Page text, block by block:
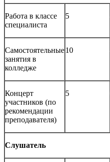
Работа в классе
специалиста
5
Самостоятельные
занятия в
колледже
10
Концерт
участников (по
рекомендации
преподавателя)
5
Слушатель